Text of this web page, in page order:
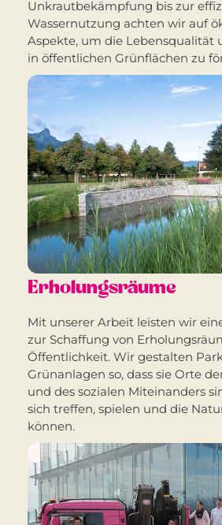
Unkrautbekämpfung bis zur
Wassernutzung achten wir auf
Aspekte, um die Lebensqualität
in öffentlichen Grünflächen zu
Erholungsräume
Mit unserer Arbeit leisten wir
zur Schaffung von
Öffentlichkeit. Wir gestalten
Grünanlagen so, dass sie Orte
und des sozialen Miteinanders
sich treffen, spielen und die
können.